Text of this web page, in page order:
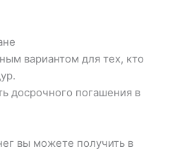
вариантом для тех, кто
досрочного погашения в
вы можете получить в